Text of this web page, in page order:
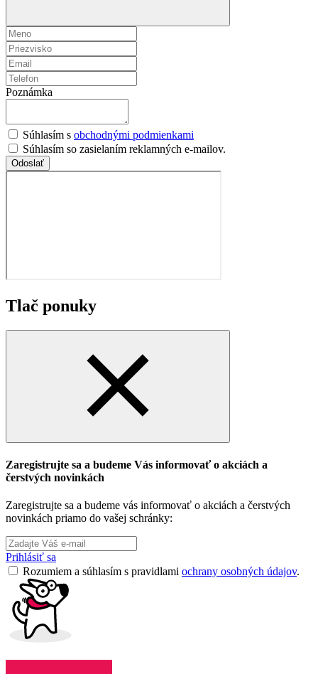
Poznámka
Súhlasím s obchodnými podmienkami
Súhlasím so zasielaním reklamných e-mailov.
Odoslať
Tlač ponuky
Zaregistrujte sa a budeme Vás informovať o akciách a
čerstvých novinkách
Zaregistrujte sa a budeme vás informovať o akciách a čerstvých
novinkách priamo do vašej schránky:
Prihlásiť sa
Rozumiem a súhlasím s pravidlami ochrany osobných údajov.